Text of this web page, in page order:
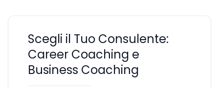
Scegli il Tuo Consulente:
Career Coaching e
Business Coaching